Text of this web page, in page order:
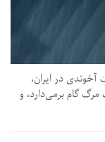
در ایران،
گام برمی‌دارد، و